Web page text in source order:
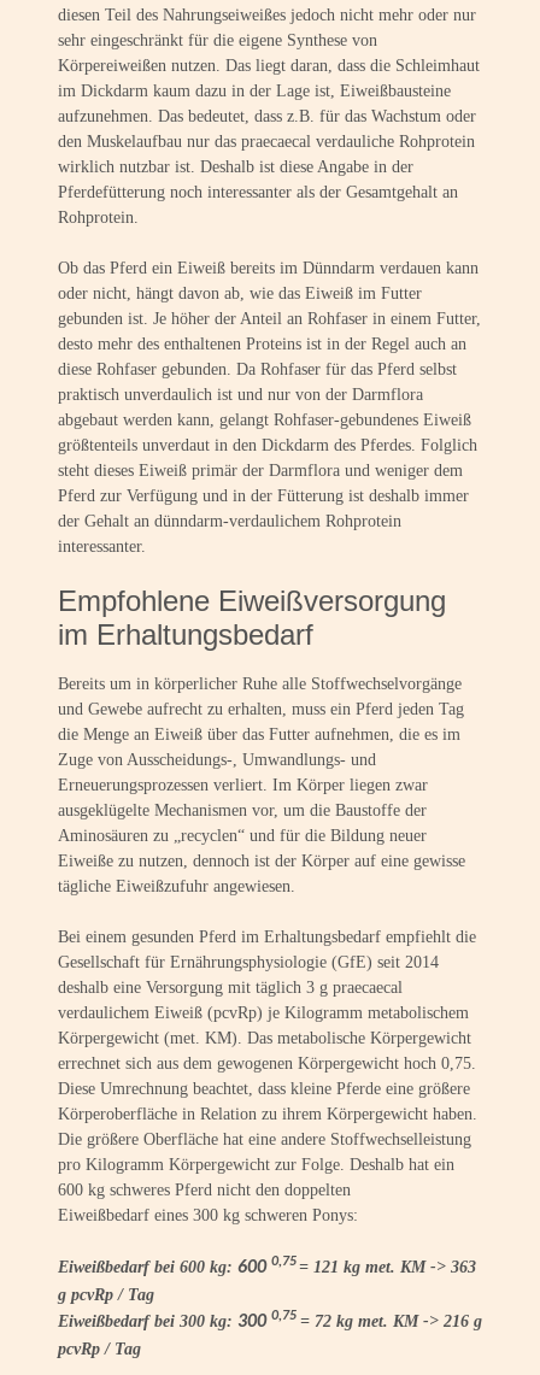
diesen Teil des Nahrungseiweißes jedoch nicht mehr oder nur
sehr eingeschränkt für die eigene Synthese von
Körpereiweißen nutzen. Das liegt daran, dass die Schleimhaut
im Dickdarm kaum dazu in der Lage ist, Eiweißbausteine
aufzunehmen. Das bedeutet, dass z.B. für das Wachstum oder
den Muskelaufbau nur das praecaecal verdauliche Rohprotein
wirklich nutzbar ist. Deshalb ist diese Angabe in der
Pferdefütterung noch interessanter als der Gesamtgehalt an
Rohprotein.
Ob das Pferd ein Eiweiß bereits im Dünndarm verdauen kann
oder nicht, hängt davon ab, wie das Eiweiß im Futter
gebunden ist. Je höher der Anteil an Rohfaser in einem Futter,
desto mehr des enthaltenen Proteins ist in der Regel auch an
diese Rohfaser gebunden. Da Rohfaser für das Pferd selbst
praktisch unverdaulich ist und nur von der Darmflora
abgebaut werden kann, gelangt Rohfaser-gebundenes Eiweiß
größtenteils unverdaut in den Dickdarm des Pferdes. Folglich
steht dieses Eiweiß primär der Darmflora und weniger dem
Pferd zur Verfügung und in der Fütterung ist deshalb immer
der Gehalt an dünndarm-verdaulichem Rohprotein
interessanter.
Empfohlene Eiweißversorgung
im Erhaltungsbedarf
Bereits um in körperlicher Ruhe alle Stoffwechselvorgänge
und Gewebe aufrecht zu erhalten, muss ein Pferd jeden Tag
die Menge an Eiweiß über das Futter aufnehmen, die es im
Zuge von Ausscheidungs-, Umwandlungs- und
Erneuerungsprozessen verliert. Im Körper liegen zwar
ausgeklügelte Mechanismen vor, um die Baustoffe der
Aminosäuren zu „recyclen“ und für die Bildung neuer
Eiweiße zu nutzen, dennoch ist der Körper auf eine gewisse
tägliche Eiweißzufuhr angewiesen.
Bei einem gesunden Pferd im Erhaltungsbedarf empfiehlt die
Gesellschaft für Ernährungsphysiologie (GfE) seit 2014
deshalb eine Versorgung mit täglich 3 g praecaecal
verdaulichem Eiweiß (pcvRp) je Kilogramm metabolischem
Körpergewicht (met. KM). Das metabolische Körpergewicht
errechnet sich aus dem gewogenen Körpergewicht hoch 0,75.
Diese Umrechnung beachtet, dass kleine Pferde eine größere
Körperoberfläche in Relation zu ihrem Körpergewicht haben.
Die größere Oberfläche hat eine andere Stoffwechselleistung
pro Kilogramm Körpergewicht zur Folge. Deshalb hat ein
600 kg schweres Pferd nicht den doppelten
Eiweißbedarf eines 300 kg schweren Ponys:
Eiweißbedarf bei 600 kg: 600 0,75= 121 kg met. KM -> 363
g pcvRp / Tag
Eiweißbedarf bei 300 kg: 300 0,75 = 72 kg met. KM -> 216 g
pcvRp / Tag